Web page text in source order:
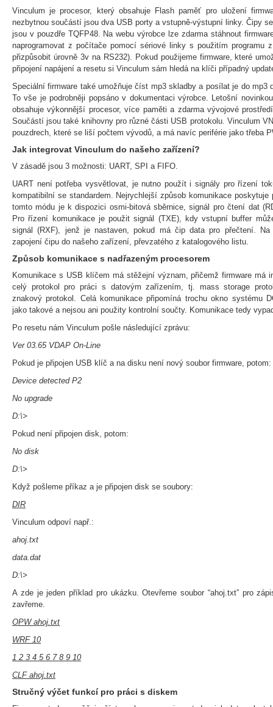
Vinculum je procesor, který obsahuje Flash paměť pro uložení
nezbytnou součástí jsou dva USB porty a vstupně-výstupní linky. Čipy
jsou v pouzdře TQFP48. Na webu výrobce lze zdarma stáhnout
naprogramovat z počítače pomocí sériové linky s použitím programu
přizpůsobit úrovně 3v na RS232). Pokud použijeme firmware, které
připojení napájení a resetu si Vinculum sám hledá na klíči případný
Speciální firmware také umožňuje číst mp3 skladby a posílat je do mp3
To vše je podrobněji popsáno v dokumentaci výrobce. Letošní
obsahuje výkonnější procesor, více paměti a zdarma vývojové
Součástí jsou také knihovny pro různé části USB protokolu. Vinculum
pouzdrech, které se liší počtem vývodů, a má navíc periférie jako třeba
Jak integrovat Vinculum do našeho zařízení?
V zásadě jsou 3 možnosti: UART, SPI a FIFO.
UART není potřeba vysvětlovat, je nutno použít i signály pro řízení
kompatibilní se standardem. Nejrychlejší způsob komunikace poskytuje
tomto módu je k dispozici osmi-bitová sběrnice, signál pro čtení dat
Pro řízení komunikace je použit signál (TXE), kdy vstupní buffer
signál (RXF), jenž je nastaven, pokud má čip data pro přečtení.
zapojení čipu do našeho zařízení, převzatého z katalogového listu.
Způsob komunikace s nadřazeným procesorem
Komunikace s USB klíčem má stěžejní význam, přičemž firmware má
celý protokol pro práci s datovým zařízením, tj. mass storage
znakový protokol. Celá komunikace připomíná trochu okno systému
jako takové a nejsou ani použity kontrolní součty. Komunikace tedy
Po resetu nám Vinculum pošle následující zprávu:
Ver 03.65 VDAP On-Line
Pokud je připojen USB klíč a na disku není nový soubor firmware, potom:
Device detected P2
No upgrade
D:\>
Pokud není připojen disk, potom:
No disk
D:\>
Když pošleme příkaz a je připojen disk se soubory:
DIR
Vinculum odpoví např.:
ahoj.txt
data.dat
D:\>
A zde je jeden příklad pro ukázku. Otevřeme soubor “ahoj.txt” pro
zavřeme.
OPW ahoj.txt
WRF 10
1 2 3 4 5 6 7 8 9 10
CLF ahoj.txt
Stručný výčet funkcí pro práci s diskem